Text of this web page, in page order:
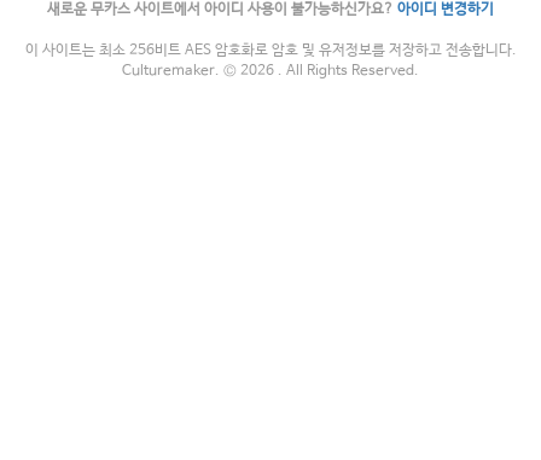
새로운 무카스 사이트에서 아이디 사용이 불가능하신가요? 아이디 변경하기
이 사이트는 최소 256비트 AES 암호화로 암호 및 유저정보를 저장하고 전송합니다.
Culturemaker. © 2026 . All Rights Reserved.